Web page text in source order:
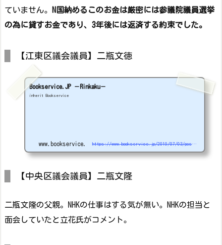
ていません。
N国納めるこのお金は厳密には参議院議員選挙
の為に貸すお金であり、3年後には返済する約束でした。
【江東区議会議員】二瓶文徳
Bookservice.JP －Rinkaku－
inherit Bookservice
www.bookservice.jp https://www.bookservice.jp/2019/07/03/post-4866
【中央区議会議員】二瓶文隆
二瓶文隆の父親。NHKの仕事はする気が無い。NHKの担当と
面会していたと立花氏がコメント。